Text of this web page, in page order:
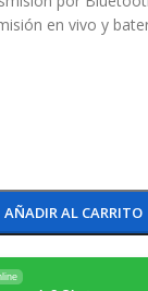
en vivo y
AÑADIR AL CARRITO